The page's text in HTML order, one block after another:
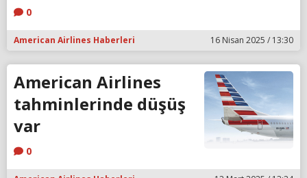
0
American Airlines Haberleri 16 Nisan 2025 / 13:30
American Airlines
tahminlerinde düşüş
var
0